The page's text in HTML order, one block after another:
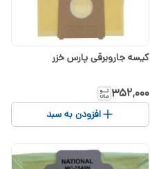
کیسه جاروبرقی پارس خزر
۳۵۲٬۰۰۰
افزودن به سبد